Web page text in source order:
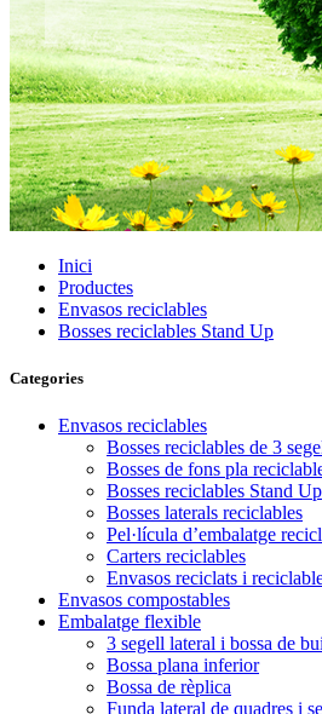
Inici
Productes
Envasos reciclables
Bosses reciclables Stand Up
Categories
Envasos reciclables
Bosses reciclables de 3
Bosses de fons pla
Bosses reciclables Stand Up
Bosses laterals reciclables
Pel·lícula d’embalatge
Carters reciclables
Envasos reciclats i
Envasos compostables
Embalatge flexible
3 segell lateral i bossa de
Bossa plana inferior
Bossa de rèplica
Funda lateral de quadres i